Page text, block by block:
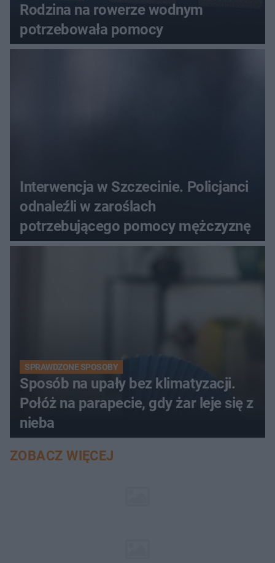
Rodzina na rowerze wodnym
potrzebowała pomocy
Interwencja w Szczecinie. Policjanci
odnaleźli w zaroślach
potrzebującego pomocy mężczyznę
SPRAWDZONE SPOSOBY
Sposób na upały bez klimatyzacji.
Połóż na parapecie, gdy żar leje się z
nieba
ZOBACZ WIĘCEJ